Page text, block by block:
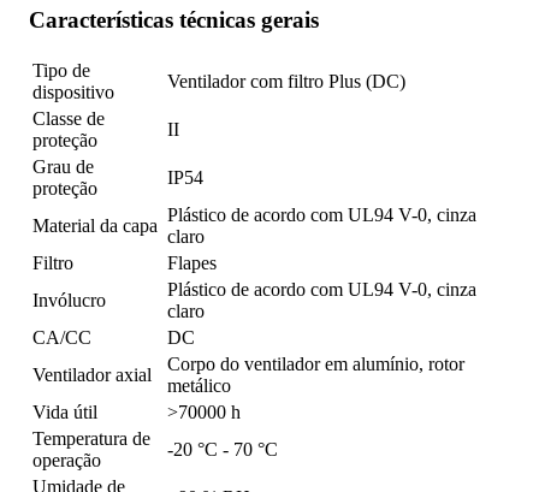
Características técnicas gerais
Tipo de
dispositivo
Ventilador com filtro Plus (DC)
Classe de
proteção
II
Grau de
proteção
IP54
Material da capa
Plástico de acordo com UL94 V-0, cinza
claro
Filtro
Flapes
Invólucro
Plástico de acordo com UL94 V-0, cinza
claro
CA/CC
DC
Ventilador axial
Corpo do ventilador em alumínio, rotor
metálico
Vida útil
>70000 h
Temperatura de
operação
-20 °C - 70 °C
Umidade de